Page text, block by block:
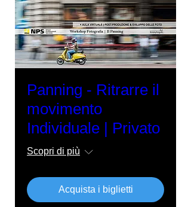
Panning - Ritrarre il
movimento
Individuale | Privato
Scopri di più
Acquista i biglietti